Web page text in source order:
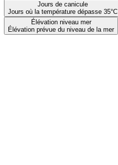
Jours de canicule
Jours où la température dépasse 35°C
Élévation niveau mer
Élévation prévue du niveau de la mer